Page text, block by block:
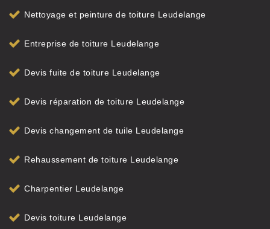
Nettoyage et peinture de toiture Leudelange
Entreprise de toiture Leudelange
Devis fuite de toiture Leudelange
Devis réparation de toiture Leudelange
Devis changement de tuile Leudelange
Rehaussement de toiture Leudelange
Charpentier Leudelange
Devis toiture Leudelange